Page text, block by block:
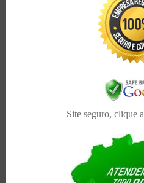
Site seguro, clique